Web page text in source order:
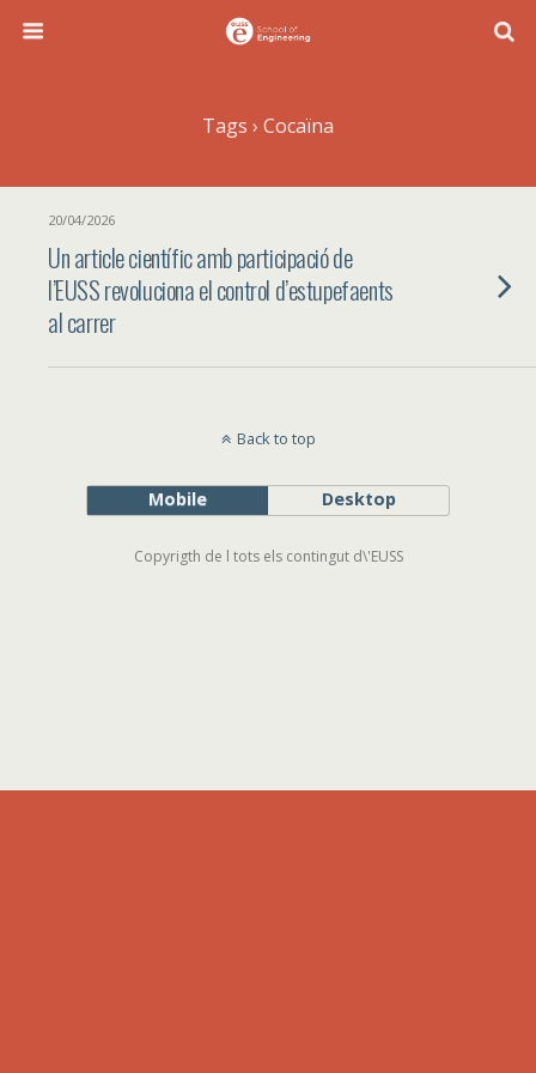
Tags › Cocaïna
20/04/2026
Un article científic amb participació de
l’EUSS revoluciona el control d’estupefaents
al carrer
Back to top
Mobile Desktop
Copyrigth de l tots els contingut d\'EUSS